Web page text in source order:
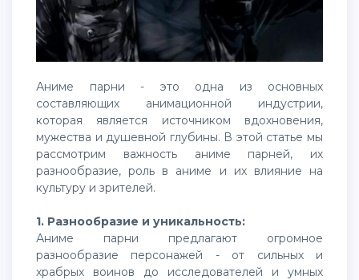
Аниме парни - это одна из основных
составляющих анимационной индустрии,
которая является источником вдохновения,
мужества и душевной глубины. В этой статье мы
рассмотрим важность аниме парней, их
разнообразие, роль в аниме и их влияние на
культуру и зрителей.
1. Разнообразие и уникальность:
Аниме парни предлагают огромное
разнообразие персонажей - от сильных и
храбрых воинов до исследователей и умных